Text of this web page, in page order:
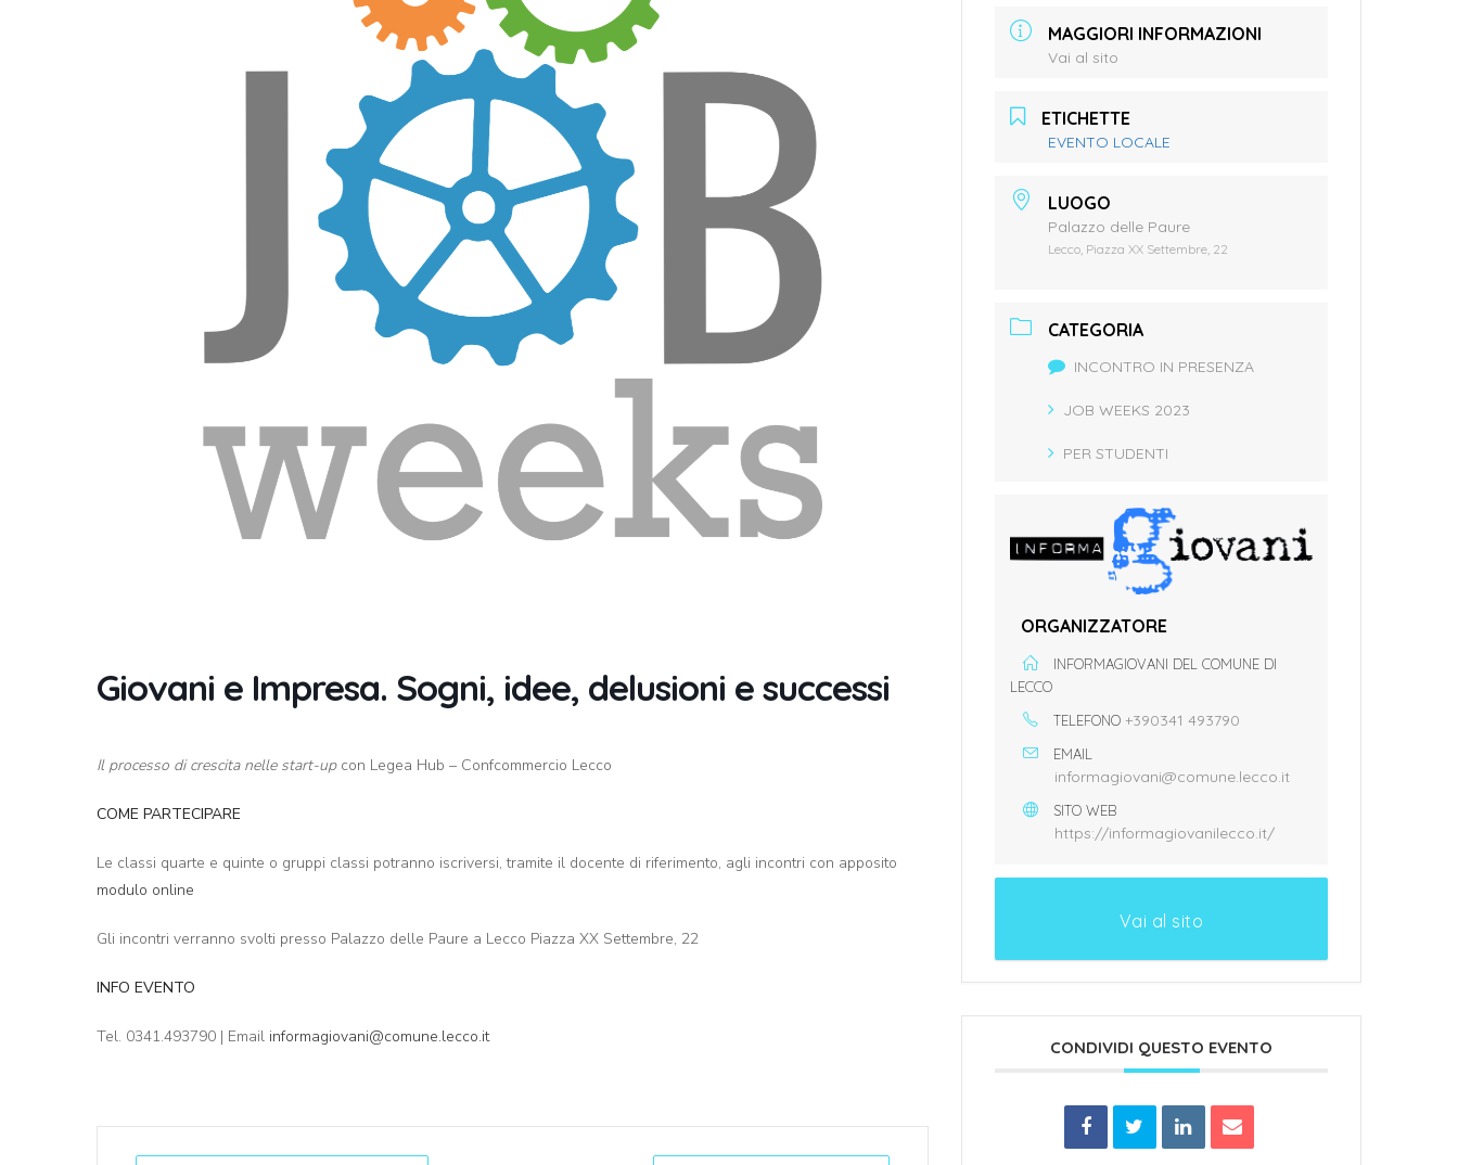
Giovani e Impresa. Sogni, idee, delusioni e successi
Il processo di crescita nelle start-upcon Legea Hub – Confcommercio Lecco
COME PARTECIPARE
Le classi quarte e quinte o gruppi classi potranno iscriversi, tramite il docente di riferimento, agli incontri con apposito
modulo online
Gli incontri verranno svolti presso Palazzo delle Paure a Lecco Piazza XX Settembre, 22
INFO EVENTO
Tel. 0341.493790 | Email informagiovani@comune.lecco.it
MAGGIORI INFORMAZIONI
Vai al sito
ETICHETTE
EVENTO LOCALE
LUOGO
Palazzo delle Paure
Lecco, Piazza XX Settembre, 22
CATEGORIA
INCONTRO IN PRESENZA
JOB WEEKS 2023
PER STUDENTI
ORGANIZZATORE
INFORMAGIOVANI DEL COMUNE DI
LECCO
TELEFONO +390341 493790
EMAIL
informagiovani@comune.lecco.it
SITO WEB
https://informagiovanilecco.it/
Vai al sito
CONDIVIDI QUESTO EVENTO